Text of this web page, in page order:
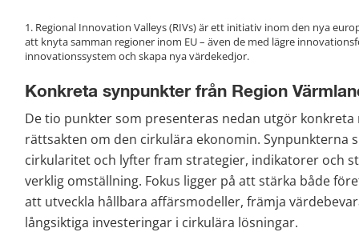
1. Regional Innovation Valleys (RIVs) är ett initiativ inom den nya
att knyta samman regioner inom EU – även de med lägre
innovationssystem och skapa nya värdekedjor.
Konkreta synpunkter från Region
De tio punkter som presenteras nedan utgör
rättsakten om den cirkulära ekonomin. Synpunkterna
cirkularitet och lyfter fram strategier, indikatorer och
verklig omställning. Fokus ligger på att stärka både
att utveckla hållbara affärsmodeller, främja
långsiktiga investeringar i cirkulära lösningar.